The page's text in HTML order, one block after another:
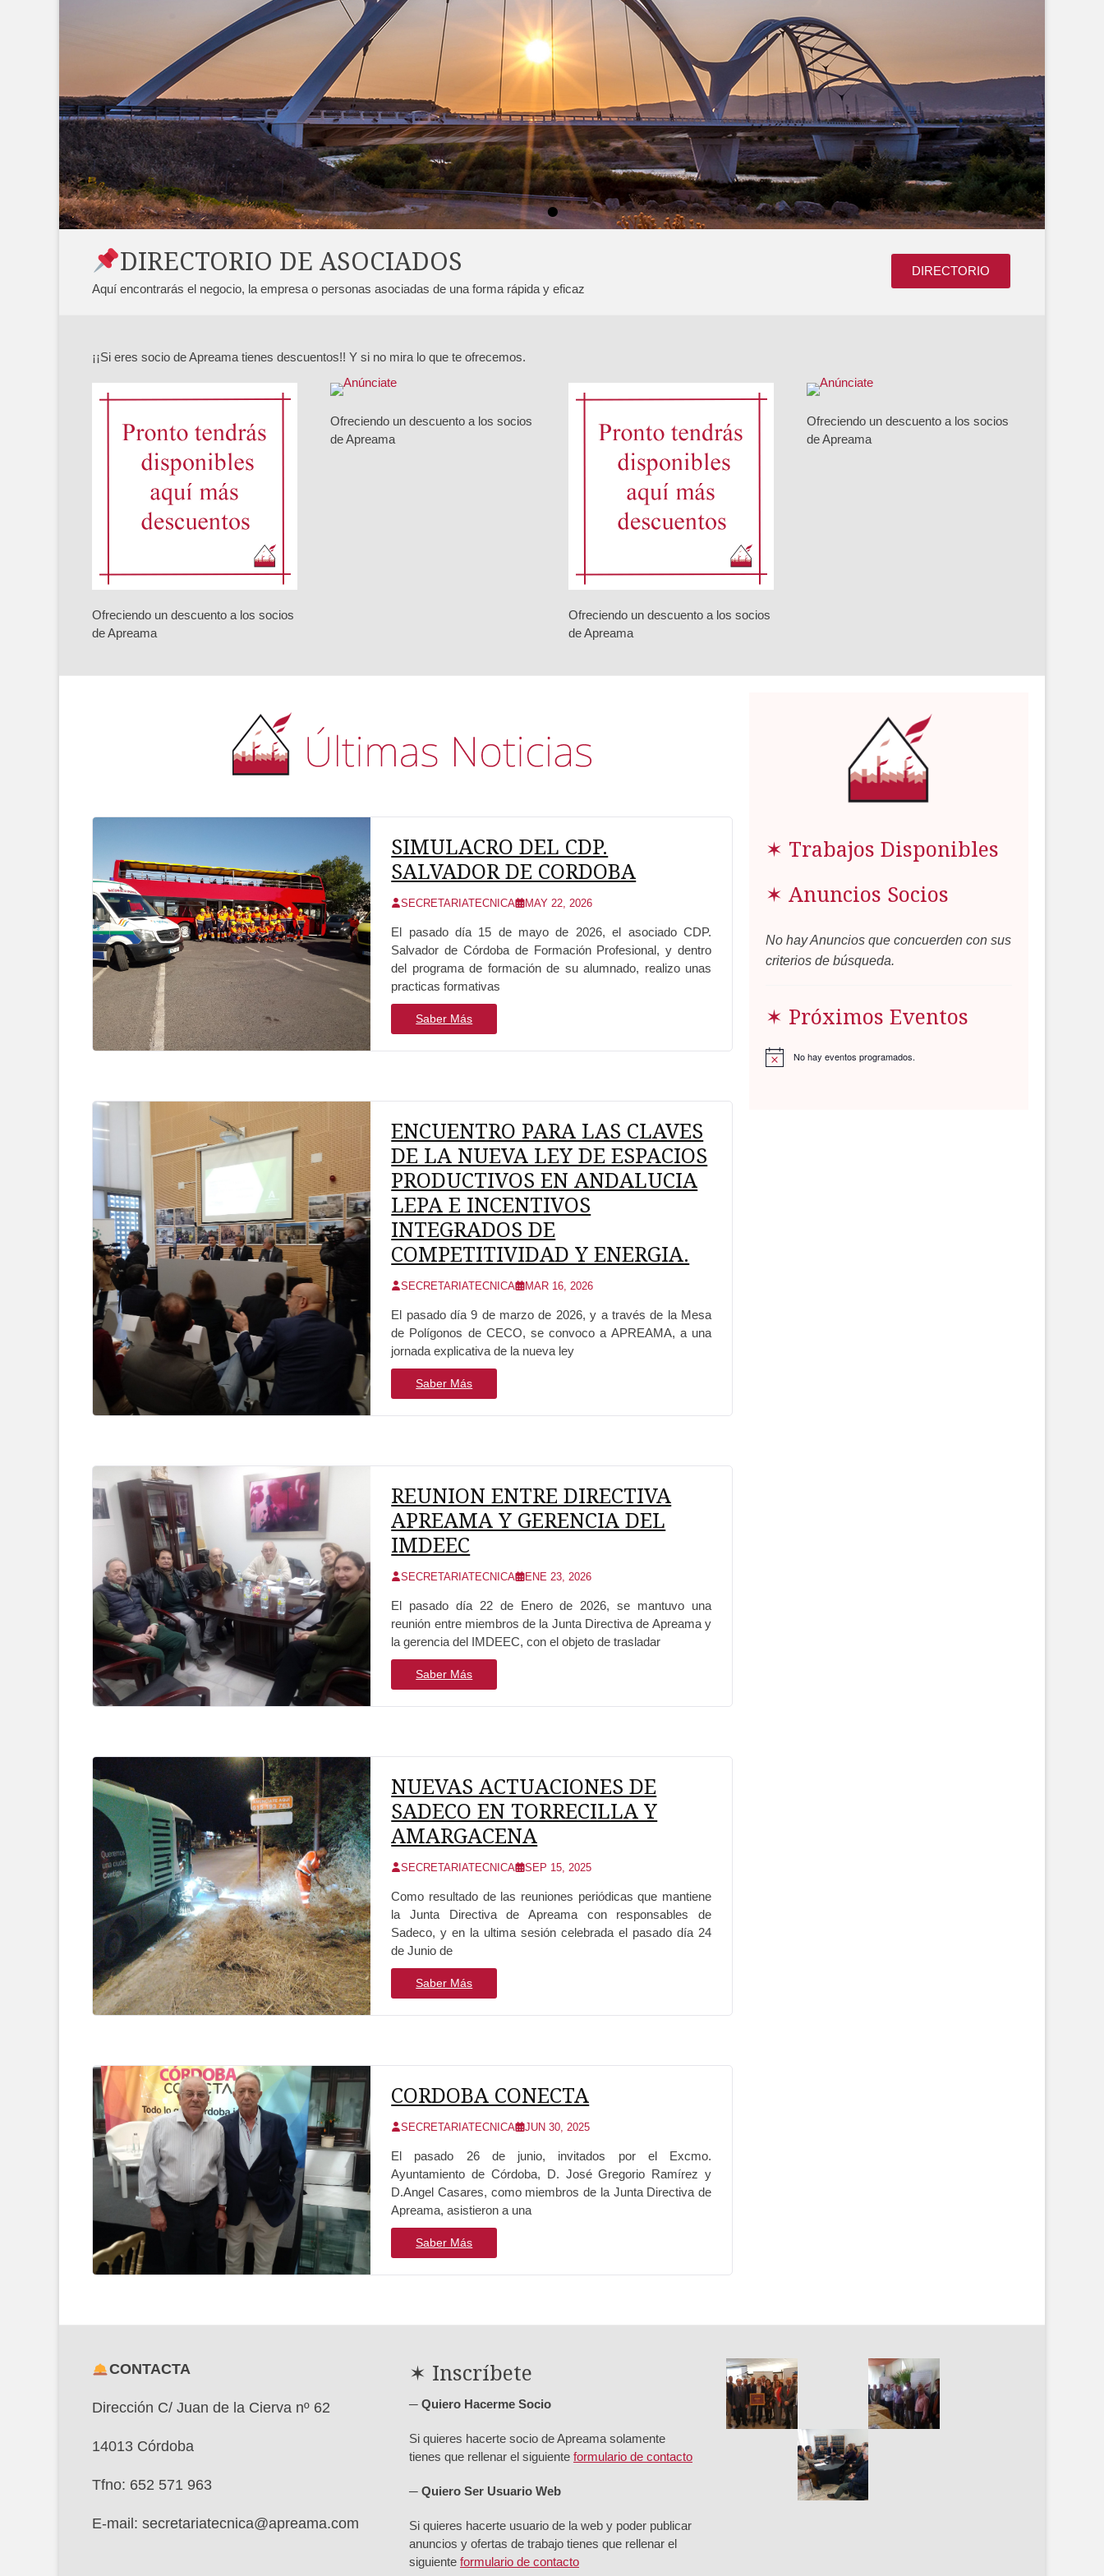
•
DIRECTORIO DE ASOCIADOS
Aquí encontrarás el negocio, la empresa o personas asociadas de una forma rápida y eficaz
DIRECTORIO
¡¡Si eres socio de Apreama tienes descuentos!! Y si no mira lo que te ofrecemos.
Ofreciendo un descuento a los socios
de Apreama
Ofreciendo un descuento a los socios
de Apreama
Ofreciendo un descuento a los socios
de Apreama
Ofreciendo un descuento a los socios
de Apreama
SIMULACRO DEL CDP.
SALVADOR DE CORDOBA
SECRETARIATECNICA MAY 22, 2026
El pasado día 15 de mayo de 2026, el asociado CDP.
Salvador de Córdoba de Formación Profesional, y dentro
del programa de formación de su alumnado, realizo unas
practicas formativas
Saber Más
ENCUENTRO PARA LAS CLAVES
DE LA NUEVA LEY DE ESPACIOS
PRODUCTIVOS EN ANDALUCIA
LEPA E INCENTIVOS
INTEGRADOS DE
COMPETITIVIDAD Y ENERGIA.
SECRETARIATECNICA MAR 16, 2026
El pasado día 9 de marzo de 2026, y a través de la Mesa
de Polígonos de CECO, se convoco a APREAMA, a una
jornada explicativa de la nueva ley
Saber Más
REUNION ENTRE DIRECTIVA
APREAMA Y GERENCIA DEL
IMDEEC
SECRETARIATECNICA ENE 23, 2026
El pasado día 22 de Enero de 2026, se mantuvo una
reunión entre miembros de la Junta Directiva de Apreama y
la gerencia del IMDEEC, con el objeto de trasladar
Saber Más
NUEVAS ACTUACIONES DE
SADECO EN TORRECILLA Y
AMARGACENA
SECRETARIATECNICA SEP 15, 2025
Como resultado de las reuniones periódicas que mantiene
la Junta Directiva de Apreama con responsables de
Sadeco, y en la ultima sesión celebrada el pasado día 24
de Junio de
Saber Más
CORDOBA CONECTA
SECRETARIATECNICA JUN 30, 2025
El pasado 26 de junio, invitados por el Excmo.
Ayuntamiento de Córdoba, D. José Gregorio Ramírez y
D.Angel Casares, como miembros de la Junta Directiva de
Apreama, asistieron a una
Saber Más
✶ Trabajos Disponibles
✶ Anuncios Socios
No hay Anuncios que concuerden con sus
criterios de búsqueda.
✶ Próximos Eventos
Aviso No hay eventos programados.
CONTACTA
Dirección C/ Juan de la Cierva nº 62
14013 Córdoba
Tfno: 652 571 963
E-mail: secretariatecnica@apreama.com
✶ Inscríbete
─ Quiero Hacerme Socio
Si quieres hacerte socio de Apreama solamente
tienes que rellenar el siguiente formulario de contacto
─ Quiero Ser Usuario Web
Si quieres hacerte usuario de la web y poder publicar
anuncios y ofertas de trabajo tienes que rellenar el
siguiente formulario de contacto